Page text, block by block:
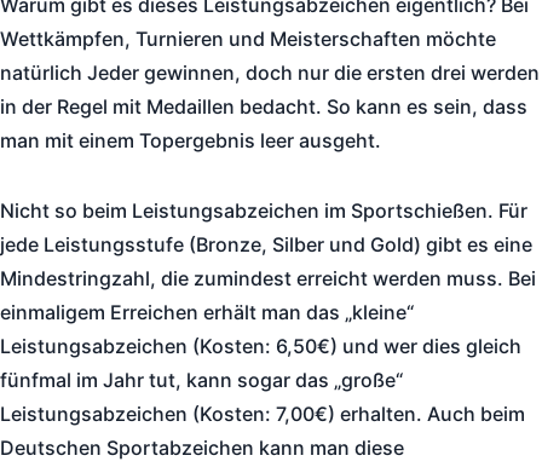
Warum gibt es dieses Leistungsabzeichen eigentlich? Bei
Wettkämpfen, Turnieren und Meisterschaften möchte
natürlich Jeder gewinnen, doch nur die ersten drei werden
in der Regel mit Medaillen bedacht. So kann es sein, dass
man mit einem Topergebnis leer ausgeht.
Nicht so beim Leistungsabzeichen im Sportschießen. Für
jede Leistungsstufe (Bronze, Silber und Gold) gibt es eine
Mindestringzahl, die zumindest erreicht werden muss. Bei
einmaligem Erreichen erhält man das „kleine“
Leistungsabzeichen (Kosten: 6,50€) und wer dies gleich
fünfmal im Jahr tut, kann sogar das „große“
Leistungsabzeichen (Kosten: 7,00€) erhalten. Auch beim
Deutschen Sportabzeichen kann man diese